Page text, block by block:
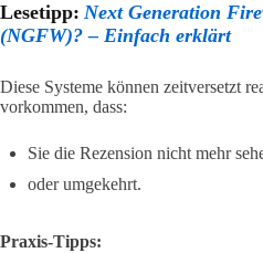
Lesetipp: Next Generation
(NGFW)? – Einfach erklärt
Diese Systeme können zeitversetzt
vorkommen, dass:
Sie die Rezension nicht mehr
oder umgekehrt.
Praxis-Tipps: